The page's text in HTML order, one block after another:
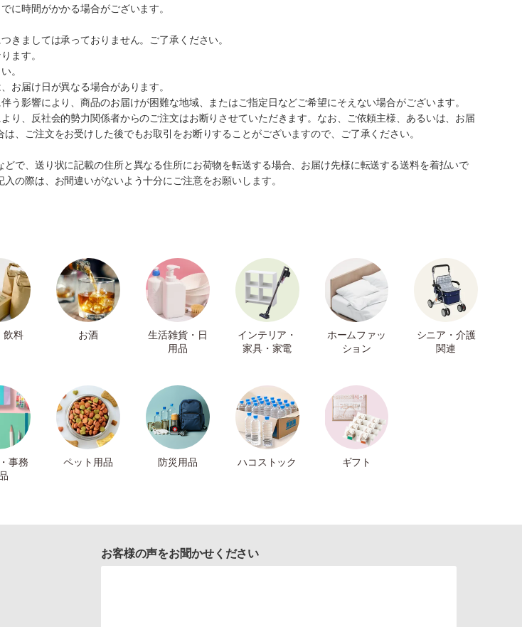
に時間がかかる場合がございます。
きましては承っておりません。ご了承ください。
ます。
。
お届け日が異なる場合があります。
う影響により、商品のお届けが困難な地域、またはご指定日などご希望にそえない場合がございます。
り、反社会的勢力関係者からのご注文はお断りさせていただきます。なお、ご依頼主様、あるいは、お届
、ご注文をお受けした後でもお取引をお断りすることがございますので、ご了承ください。
で、送り状に記載の住所と異なる住所にお荷物を転送する場合、お届け先様に転送する送料を着払いで
の際は、お間違いがないよう十分にご注意をお願いします。
飲料 お酒
生活雑貨・日
用品
インテリア・
家具・家電
ホームファッ
ション
シニア・介護
関連
事務
ペット用品 防災用品 ハコストック ギフト
お客様の声をお聞かせください